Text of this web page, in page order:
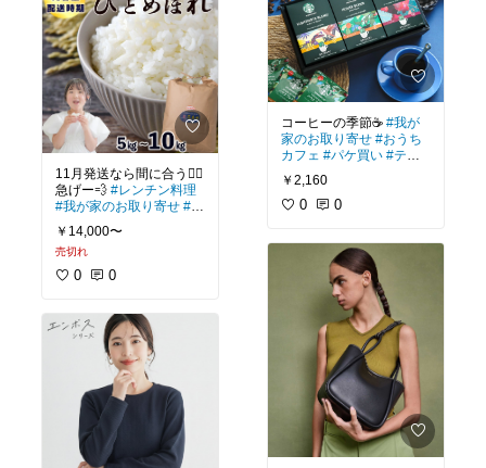
11月発送なら間に合う🏃‍♀️
急げー💨 #レンチン料理
#我が家のお取り寄せ #お
映えグルメ
￥14,000〜
売切れ
0 0
コーヒーの季節☕️ #我が
家のお取り寄せ #おうち
カフェ #パケ買い #ティ
ータイム
￥2,160
0 0